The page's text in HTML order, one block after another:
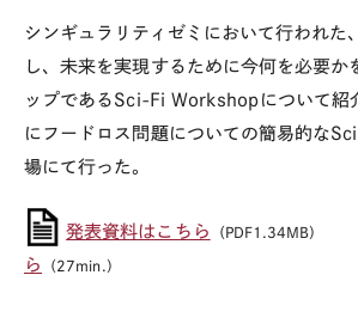
シンギュラリティゼミにおいて行われた
し、未来を実現するために今何を必要か
ップである Sci-Fi Workshop について紹
にフードロス問題についての簡易的な
場にて行った。
発表資料はこちら （PDF1.34MB）
ら
（27min.）